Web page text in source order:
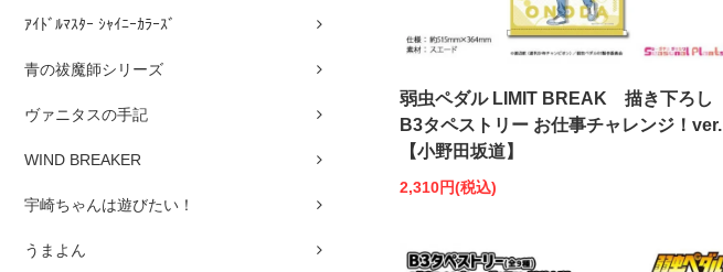
ｱｲﾄﾞﾙﾏｽﾀｰ ｼｬｲﾆｰｶﾗｰｽﾞ
青の祓魔師シリーズ
ヴァニタスの手記
WIND BREAKER
宇崎ちゃんは遊びたい！
うまよん
弱虫ペダル LIMIT BREAK 描き下ろし
B3タペストリー お仕事チャレンジ！ver.
【小野田坂道】
2,310円(税込)